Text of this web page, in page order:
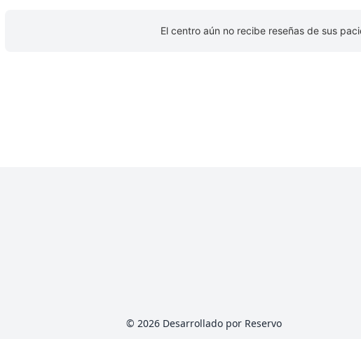
El centro aún no recibe reseñas de sus
© 2026 Desarrollado por Reservo